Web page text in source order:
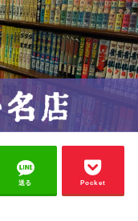
送る Pocket